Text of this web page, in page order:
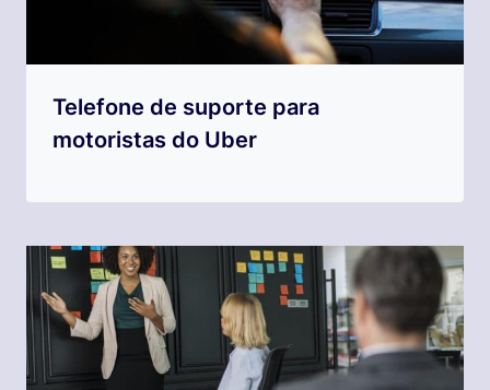
Telefone de suporte para
motoristas do Uber